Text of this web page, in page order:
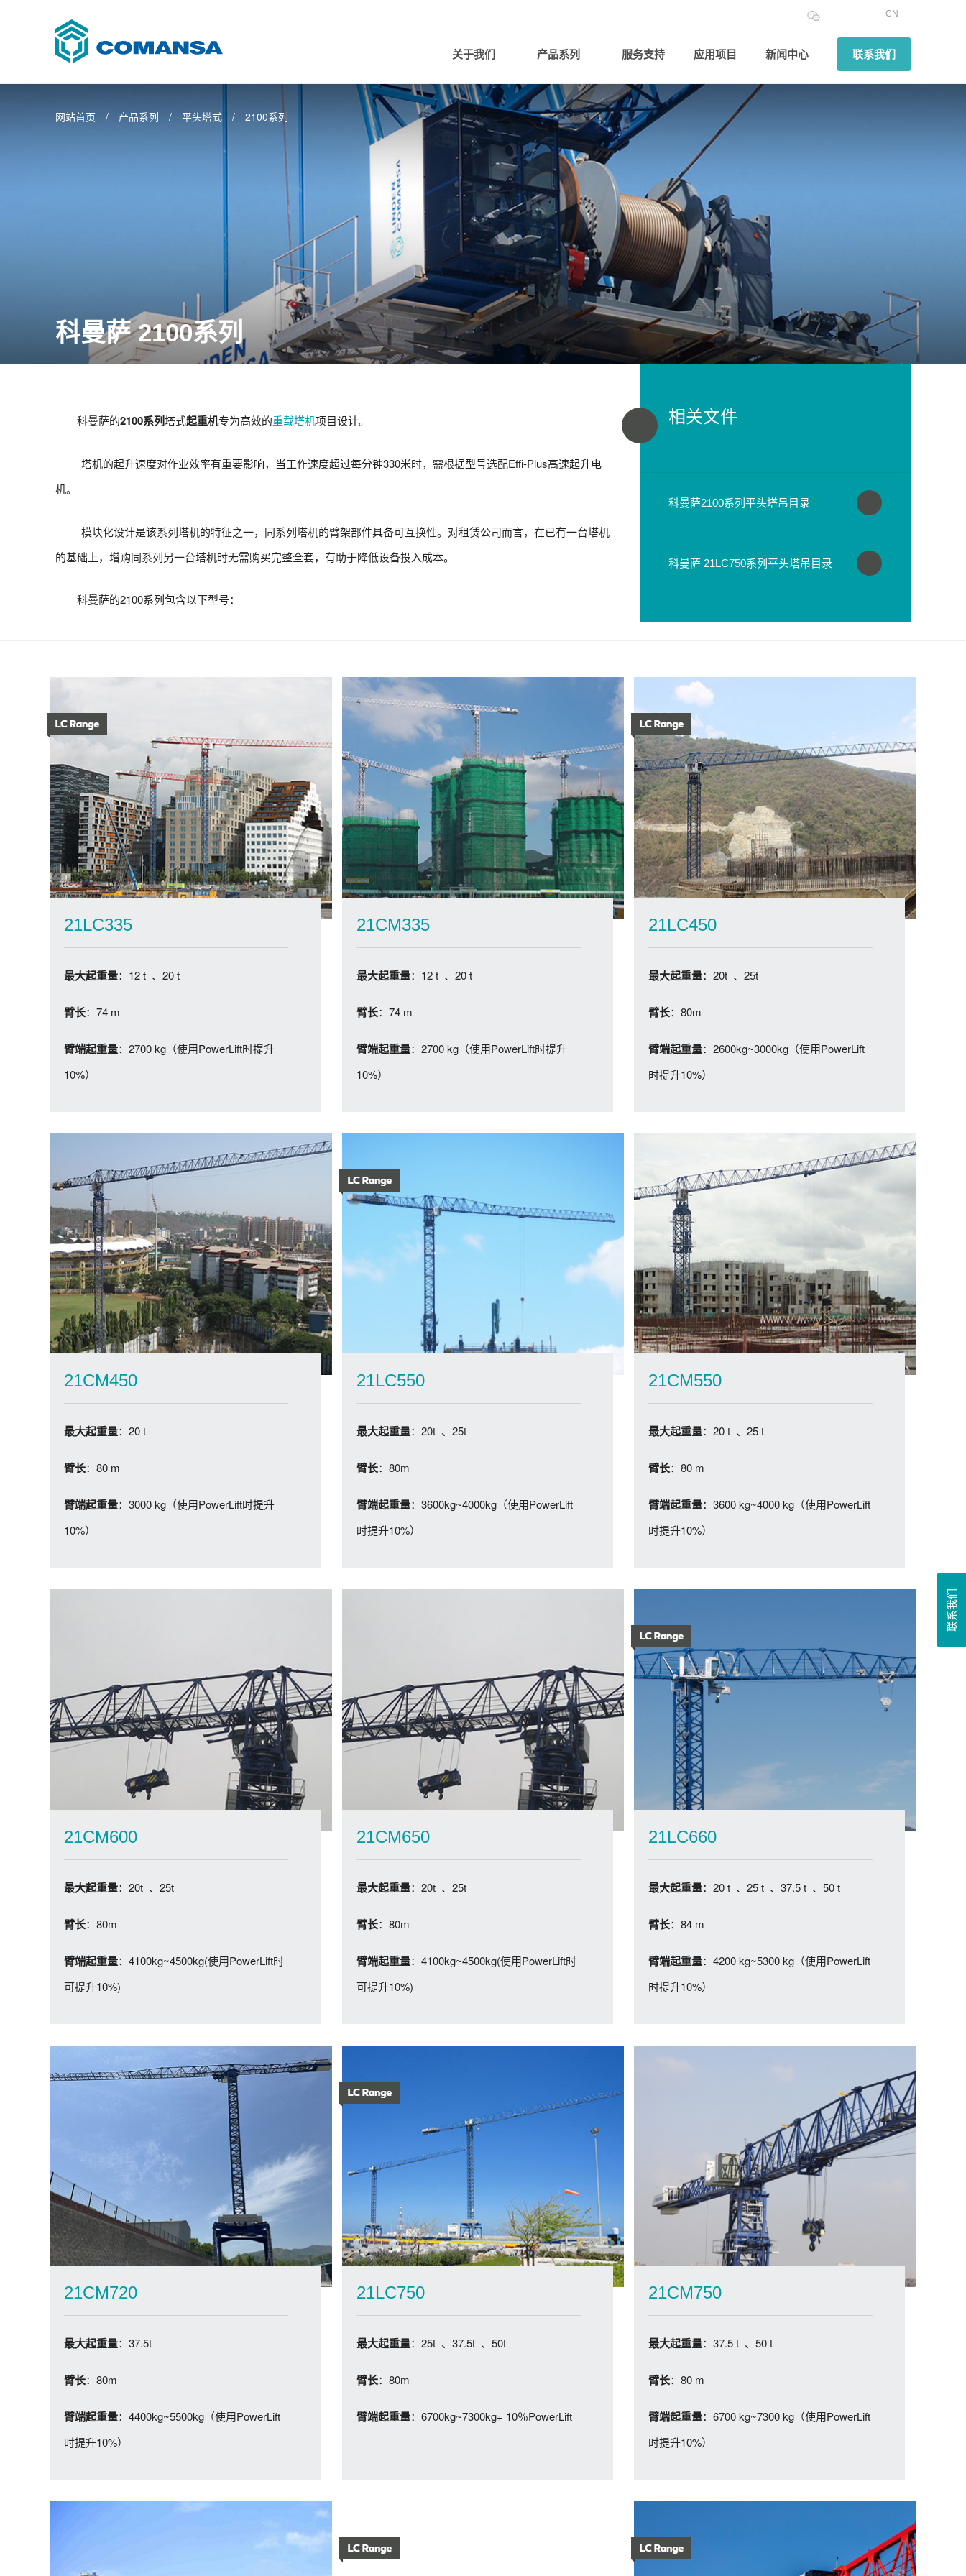
CN
关于我们 产品系列 服务支持 应用项目 新闻中心 联系我们
网站首页 产品系列 平头塔式 2100系列
科曼萨 2100系列
科曼萨的2100系列塔式起重机专为高效的重载塔机项目设计。
塔机的起升速度对作业效率有重要影响，当工作速度超过每分钟330米时，需根据型号选配Effi-Plus高速起升电
机。
模块化设计是该系列塔机的特征之一，同系列塔机的臂架部件具备可互换性。对租赁公司而言，在已有一台塔机
的基础上，增购同系列另一台塔机时无需购买完整全套，有助于降低设备投入成本。
科曼萨的2100系列包含以下型号：
相关文件
科曼萨2100系列平头塔吊目录
科曼萨 21LC750系列平头塔吊目录
21LC335
最大起重量：12 t 、20 t
臂长：74 m
臂端起重量：2700 kg（使用PowerLift时提升
10%）
21CM335
最大起重量：12 t 、20 t
臂长：74 m
臂端起重量：2700 kg（使用PowerLift时提升
10%）
21LC450
最大起重量：20t 、25t
臂长：80m
臂端起重量：2600kg~3000kg（使用PowerLift
时提升10%）
21CM450
最大起重量：20 t
臂长：80 m
臂端起重量：3000 kg（使用PowerLift时提升
10%）
21LC550
最大起重量：20t 、25t
臂长：80m
臂端起重量：3600kg~4000kg（使用PowerLift
时提升10%）
21CM550
最大起重量：20 t 、25 t
臂长：80 m
臂端起重量：3600 kg~4000 kg（使用PowerLift
时提升10%）
21CM600
最大起重量：20t 、25t
臂长：80m
臂端起重量：4100kg~4500kg(使用PowerLift时
可提升10%)
21CM650
最大起重量：20t 、25t
臂长：80m
臂端起重量：4100kg~4500kg(使用PowerLift时
可提升10%)
21LC660
最大起重量：20 t 、25 t 、37.5 t 、50 t
臂长：84 m
臂端起重量：4200 kg~5300 kg（使用PowerLift
时提升10%）
21CM720
最大起重量：37.5t
臂长：80m
臂端起重量：4400kg~5500kg（使用PowerLift
时提升10%）
21LC750
最大起重量：25t 、37.5t 、50t
臂长：80m
臂端起重量：6700kg~7300kg+ 10％PowerLift
21CM750
最大起重量：37.5 t 、50 t
臂长：80 m
臂端起重量：6700 kg~7300 kg（使用PowerLift
时提升10%）
联系我们